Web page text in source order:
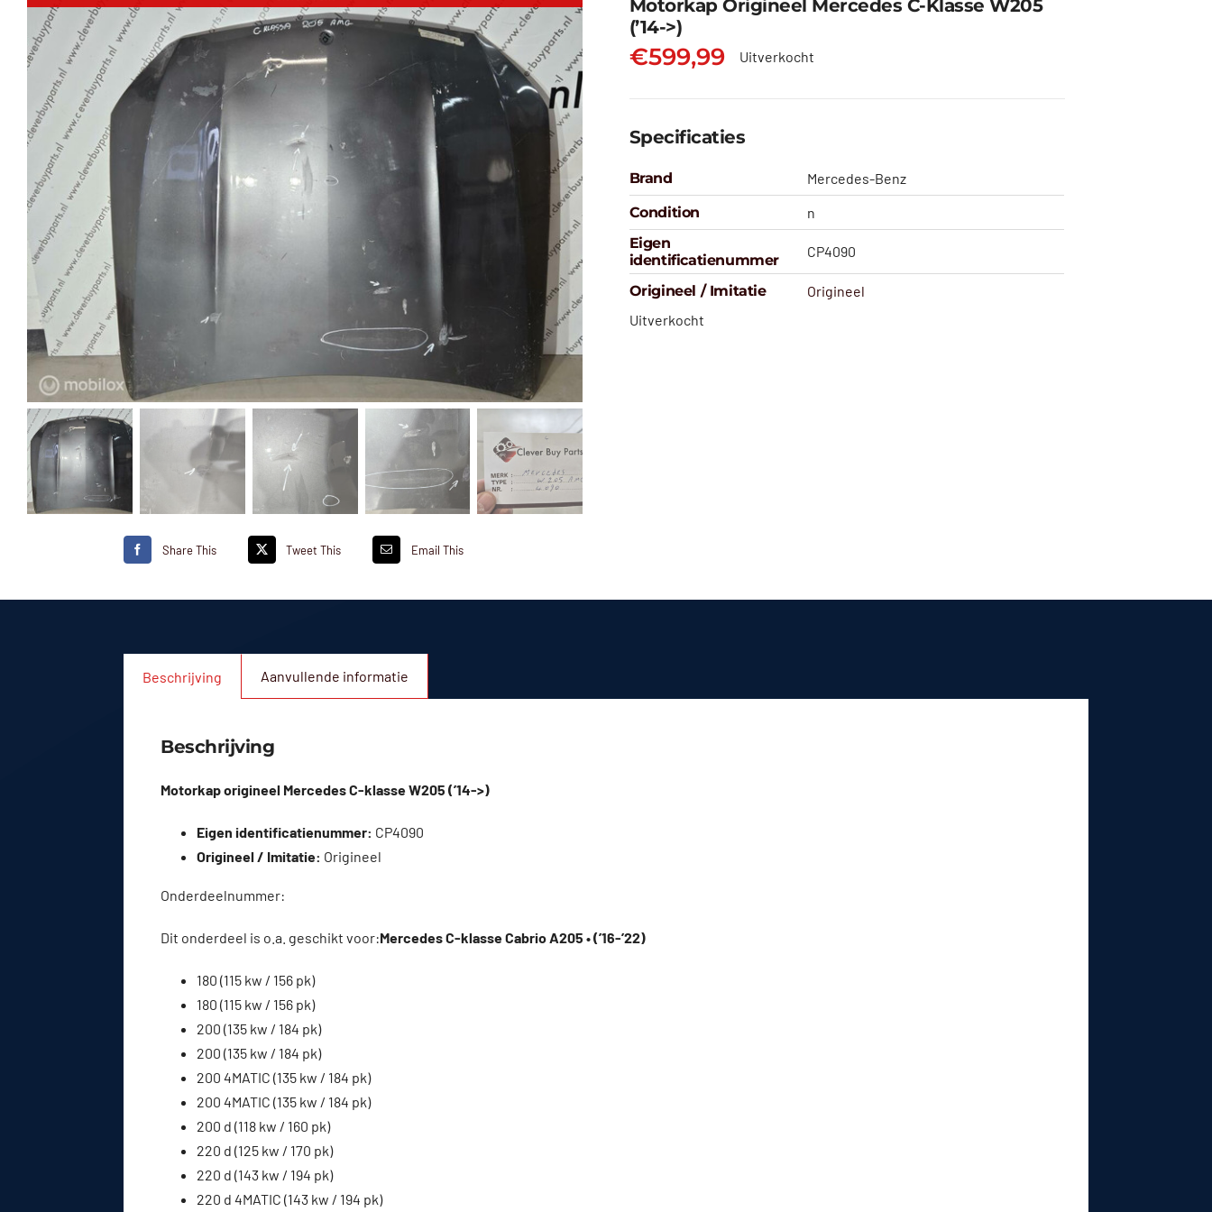
Share This Tweet This Email This
Motorkap Origineel Mercedes C-Klasse W205
(’14->)
€599,99 Uitverkocht
Specificaties
Brand
Mercedes-Benz
Condition
n
Eigen
identificatienummer
CP4090
Origineel / Imitatie
Origineel
Uitverkocht
Beschrijving Aanvullende informatie
Beschrijving
Motorkap origineel Mercedes C-klasse W205 (’14->)
Eigen identificatienummer: CP4090
Origineel / Imitatie: Origineel
Onderdeelnummer:
Dit onderdeel is o.a. geschikt voor:Mercedes C-klasse Cabrio A205 • (’16-’22)
180 (115 kw / 156 pk)
180 (115 kw / 156 pk)
200 (135 kw / 184 pk)
200 (135 kw / 184 pk)
200 4MATIC (135 kw / 184 pk)
200 4MATIC (135 kw / 184 pk)
200 d (118 kw / 160 pk)
220 d (125 kw / 170 pk)
220 d (143 kw / 194 pk)
220 d 4MATIC (143 kw / 194 pk)